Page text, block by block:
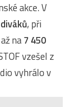
akce. V
, při
na7 450
vzešel z
vyhrálo v